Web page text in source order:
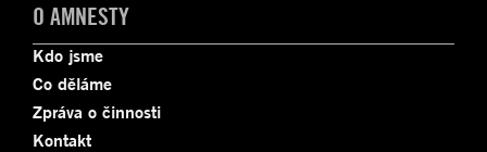
O AMNESTY
Kdo jsme
Co děláme
Zpráva o činnosti
Kontakt